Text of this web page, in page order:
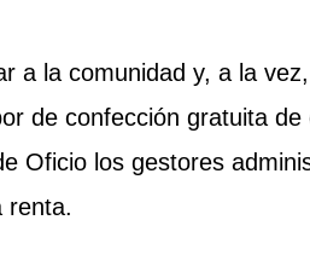
a la comunidad y, a la
de confección gratuita
Oficio los gestores
renta.